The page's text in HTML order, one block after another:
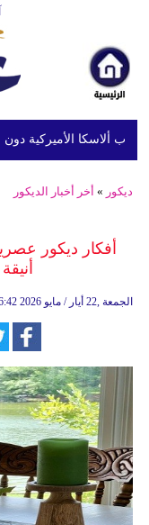
ديكور » أخر أخبار الديكور
أفكار ديكور
16:42 2026 الجمعة ,22 أيار / مايو